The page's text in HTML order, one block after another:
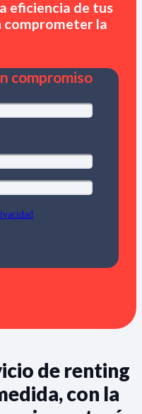
eficiencia de tus
comprometer la
compromiso
de renting
con la